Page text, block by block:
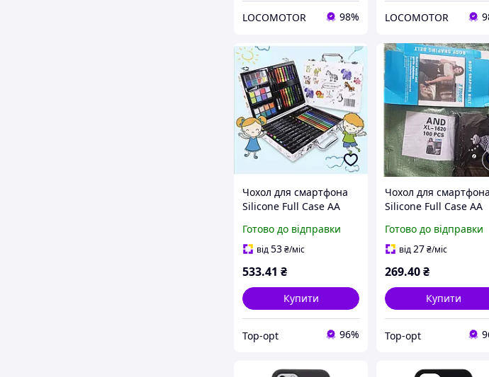
LOCOMOTOR 98% LOCOMOTOR
Чохол для смартфона
Silicone Full Case AA
iPhone 11 Pro кругл
49,Cornflower
Готово до відправки
від53₴/міс
533.41 ₴
Купити
Top-opt 96%
Чохол для смартфона
Silicone Full Case AA
iPhone 15 39,Navy Blue
(FullOpeAAi15-39)
Готово до відправки
від27₴/міс
269.40₴
Купити
Top-opt